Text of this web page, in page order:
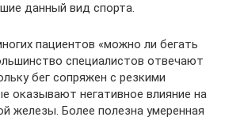
данный вид спорта.
пациентов «можно ли бегать
специалистов отвечают
бег сопряжен с резкими
оказывают негативное влияние на
железы. Более полезна умеренная